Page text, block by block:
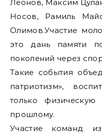
Леонов, Максим
Носов, Рамиль
Олимов.Участие
это дань памяти
поколений через
Такие события
патриотизм»,
только
прошлому.
Участие команд